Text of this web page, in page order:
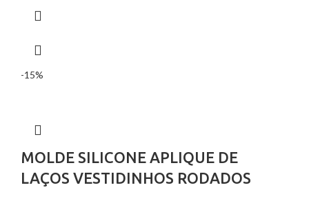
-15%
MOLDE SILICONE APLIQUE DE
LAÇOS VESTIDINHOS RODADOS